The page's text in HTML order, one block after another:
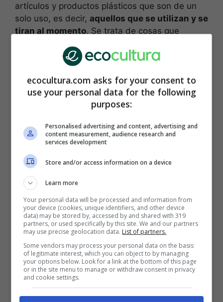
artículos y productos plásticos que son de un
solo uso, es decir, aquellos que se utilizan y se
tiran al momento. Se trata de cosas que
que han sido responsables de la
contaminación
Comité de Medio Ambiente y Salud
Parlamento Europeo
práctica el 03 de julio de 2021, tras haber
tomado en cuenta un informe de las
Unidas
climático para el 2030.
Y para más adelante hay más medidas a
implementar, las cuales forman parte del
proyecto deLey de Residuos y Suelos
Contaminados:
Desde 2023, estará prohibido distribuir
gratuitamente envases de plástico. En 2025, el
77% de las botellas introducidas al mercado
tendrán que ser recogidas separadamente, y el
ecocultura.com asks for your consent to
use your personal data for the following
purposes:
Personalised advertising and content, advertising and
content measurement, audience research and
services development
Store and/or access information on a device
Learn more
Your personal data will be processed and information from
your device (cookies, unique identifiers, and other device
data) may be stored by, accessed by and shared with 319
partners, or used specifically by this site. We and our partners
may use precise geolocation data. List of partners.
Some vendors may process your personal data on the basis
of legitimate interest, which you can object to by managing
your options below. Look for a link at the bottom of this page
or in the site menu to manage or withdraw consent in privacy
and cookie settings.